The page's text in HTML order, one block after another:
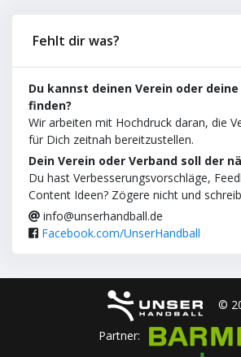
Fehlt dir was?
Du kannst deinen Verein oder
finden?
Wir arbeiten mit Hochdruck daran, die
für Dich zeitnah bereitzustellen.
Dein Verein oder Verband soll der
Du hast Verbesserungsvorschläge,
Content Ideen? Zögere nicht und
info@unserhandball.de
Facebook.com/UnserHandball
©
Partner: